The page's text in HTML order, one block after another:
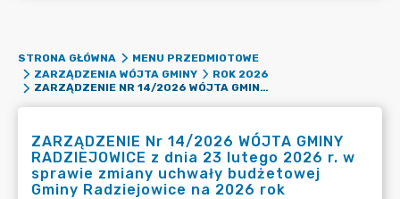
STRONA GŁÓWNA
MENU PRZEDMIOTOWE
ZARZĄDZENIA WÓJTA GMINY
ROK 2026
ZARZĄDZENIE NR 14/2026 WÓJTA GMINY RADZIEJOWICE Z DNIA 23 LUTEGO 2026 R. W SPRAWIE ZMIANY UCHWAŁY BUDŻETOWEJ GMINY RADZIEJOWICE NA 2026 ROK
ZARZĄDZENIE Nr 14/2026 WÓJTA GMINY
RADZIEJOWICE z dnia 23 lutego 2026 r. w
sprawie zmiany uchwały budżetowej
Gminy Radziejowice na 2026 rok